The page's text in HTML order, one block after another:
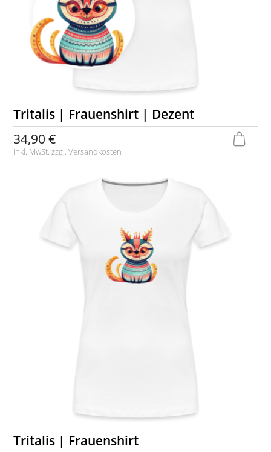
Tritalis | Frauenshirt | Dezent
34,90 €
inkl. MwSt. zzgl.Versandkosten
Tritalis | Frauenshirt